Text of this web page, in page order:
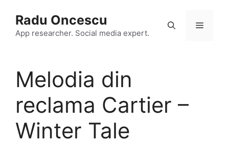
content
Radu Oncescu
App researcher. Social media expert.
Menu
Melodia din
reclama Cartier –
Winter Tale